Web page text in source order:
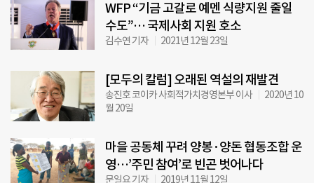
WFP “기금 고갈로 예멘 식량지원 줄일
수도”… 국제사회 지원 호소
김수연 기자 2021년 12월 23일
[모두의 칼럼] 오래된 역설의 재발견
송진호 코이카 사회적가치경영본부 이사
2020년 10
월 20일
마을 공동체 꾸려 양봉·양돈 협동조합 운
영…’주민 참여’로 빈곤 벗어나다
문일요 기자 2019년 11월 12일